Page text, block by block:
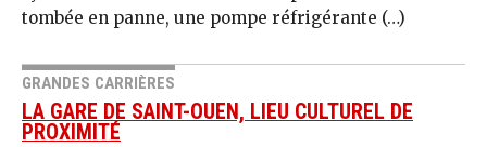
tombée en panne, une pompe réfrigérante (…)
GRANDES CARRIÈRES
LA GARE DE SAINT-OUEN, LIEU CULTUREL DE
PROXIMITÉ